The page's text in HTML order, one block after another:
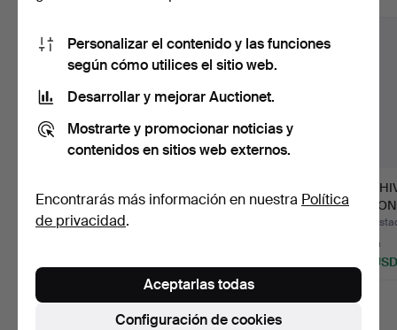
NOGAL DEL SIGLO
XVIII.
Subastado 6 ago 2026
seleccionado
DE CAOBA DEL SIGLO
1 puja
34 USD
Personalizar el contenido y las funciones
según cómo utilices el sitio web.
Desarrollar y mejorar Auctionet.
Mostrarte y promocionar noticias y
contenidos en sitios web externos.
Encontrarás más información en nuestra Política
de privacidad.
Configuración de cookies
Aceptarlas todas